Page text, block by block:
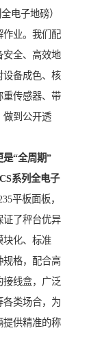
电子地磅）
作业。我们配
安全、高效地
设备成色、核
重传感器、带
做到公开透
是“全周期”
系列全电子
平板面板，
证了秤台优异
块化、标准
规格，配合高
接线盒，广泛
各类场合，为
提供精准的称